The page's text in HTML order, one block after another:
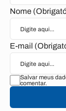
Nome
E-mail
Salvar meus
comentar.